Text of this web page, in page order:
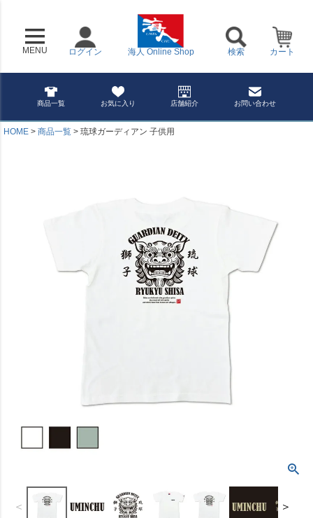
MENU 海人 Online Shop
ログイン 検索 カート
商品一覧 お気に入り 店舗紹介 お問い合わせ
HOME 商品一覧 琉球ガーディアン 子供用
＜ ＞